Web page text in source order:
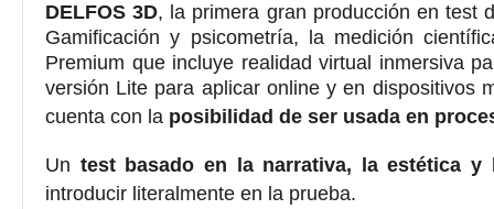
DELFOS 3D, la primera gran producción en test
Gamificación y psicometría, la medición
Premium que incluye realidad virtual inmersiva
versión Lite para aplicar online y en dispositivos
cuenta con la posibilidad de ser usada en
Un test basado en la narrativa, la estética y
introducir literalmente en la prueba.